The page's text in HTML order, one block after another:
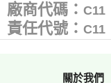
廠商代碼： C11
責任代號： C11
關於我們